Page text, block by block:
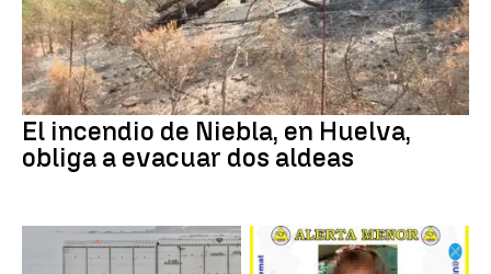
El incendio de Niebla, en Huelva,
obliga a evacuar dos aldeas